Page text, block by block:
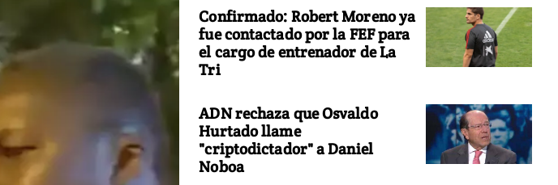
Confirmado: Robert Moreno ya
fue contactado por la FEF para
el cargo de entrenador de La
Tri
ADN rechaza que Osvaldo
Hurtado llame
"criptodictador" a Daniel
Noboa